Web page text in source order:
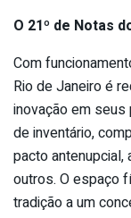
O 21º de Notas
Com
Rio de Janeiro é
inovação em
de inventário,
pacto antenupcial,
outros. O espaço
tradição a um